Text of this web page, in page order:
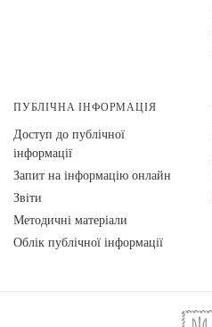
ПУБЛІЧНА ІНФОРМАЦІЯ
Доступ до публічної
інформації
Запит на інформацію онлайн
Звіти
Методичні матеріали
Облік публічної інформації